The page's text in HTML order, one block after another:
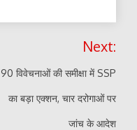
Next:
90 विवेचनाओं की समीक्षा में SSP
का बड़ा एक्शन, चार दरोगाओं पर
जांच के आदेश